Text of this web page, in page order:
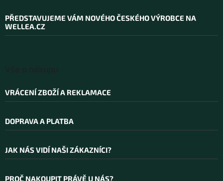
PŘEDSTAVUJEME VÁM NOVÉHO ČESKÉHO VÝROBCE NA
WELLEA.CZ
VRÁCENÍ ZBOŽÍ A REKLAMACE
DOPRAVA A PLATBA
JAK NÁS VIDÍ NAŠI ZÁKAZNÍCI?
PROČ NAKOUPIT PRÁVĚ U NÁS?